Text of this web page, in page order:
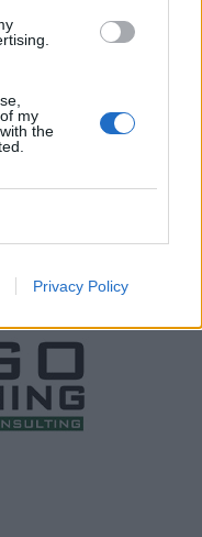
my
the
Privacy Policy